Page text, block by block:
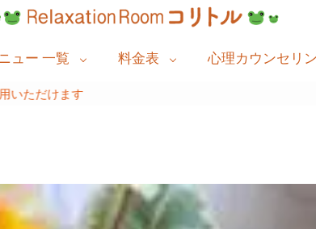
ュー 一覧 料金表 心理カウンセリ